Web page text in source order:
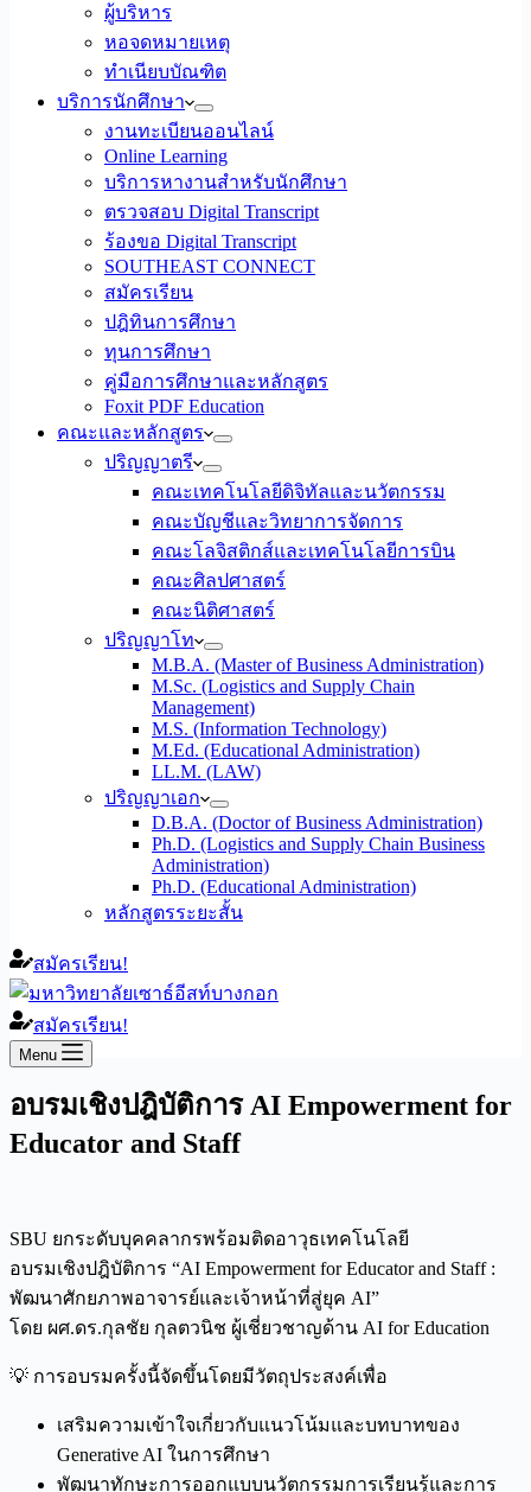
ผู้บริหาร
หอจดหมายเหตุ
ทำเนียบบัณฑิต
บริการนักศึกษา
งานทะเบียนออนไลน์
Online Learning
บริการหางานสำหรับนักศึกษา
ตรวจสอบ Digital Transcript
ร้องขอ Digital Transcript
SOUTHEAST CONNECT
สมัครเรียน
ปฎิทินการศึกษา
ทุนการศึกษา
คู่มือการศึกษาและหลักสูตร
Foxit PDF Education
คณะและหลักสูตร
ปริญญาตรี
คณะเทคโนโลยีดิจิทัลและนวัตกรรม
คณะบัญชีและวิทยาการจัดการ
คณะโลจิสติกส์และเทคโนโลยีการบิน
คณะศิลปศาสตร์
คณะนิติศาสตร์
ปริญญาโท
M.B.A. (Master of Business Administration)
M.Sc. (Logistics and Supply Chain
Management)
M.S. (Information Technology)
M.Ed. (Educational Administration)
LL.M. (LAW)
ปริญญาเอก
D.B.A. (Doctor of Business Administration)
Ph.D. (Logistics and Supply Chain Business
Administration)
Ph.D. (Educational Administration)
หลักสูตรระยะสั้น
สมัครเรียน!
สมัครเรียน!
Menu
อบรมเชิงปฎิบัติการ AI Empowerment for
Educator and Staff
SBU ยกระดับบุคคลากรพร้อมติดอาวุธเทคโนโลยี
อบรมเชิงปฎิบัติการ “AI Empowerment for Educator and Staff :
พัฒนาศักยภาพอาจารย์และเจ้าหน้าที่สู่ยุค AI”
โดย ผศ.ดร.กุลชัย กุลตวนิช ผู้เชี่ยวชาญด้าน AI for Education
💡 การอบรมครั้งนี้จัดขึ้นโดยมีวัตถุประสงค์เพื่อ
เสริมความเข้าใจเกี่ยวกับแนวโน้มและบทบาทของ
Generative AI ในการศึกษา
พัฒนาทักษะการออกแบบนวัตกรรมการเรียนรู้และการ